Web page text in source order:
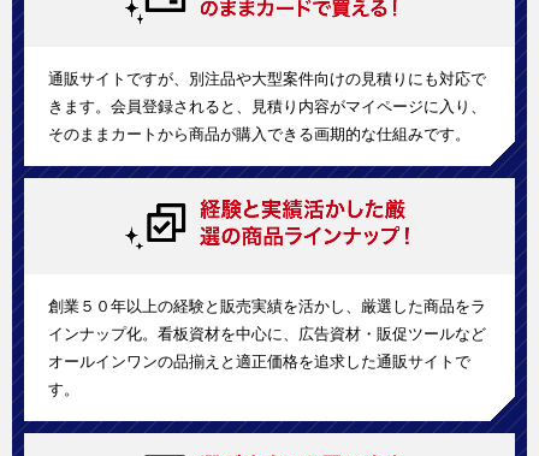
通販サイトですが、別注品や大型案件向けの見積りにも対応で
きます。会員登録されると、見積り内容がマイページに入り、
そのままカートから商品が購入できる画期的な仕組みです。
創業５０年以上の経験と販売実績を活かし、厳選した商品をラ
インナップ化。看板資材を中心に、広告資材・販促ツールなど
オールインワンの品揃えと適正価格を追求した通販サイトで
す。